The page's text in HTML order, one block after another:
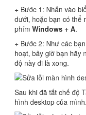
+ Bước 1: Nhấn vào
dưới, hoặc bạn có thể
phím Windows + A.
+ Bước 2: Như các
hoạt, bây giờ bạn hãy
độ này đi là xong.
Sau khi đã tắt chế độ
hình desktop của mình.